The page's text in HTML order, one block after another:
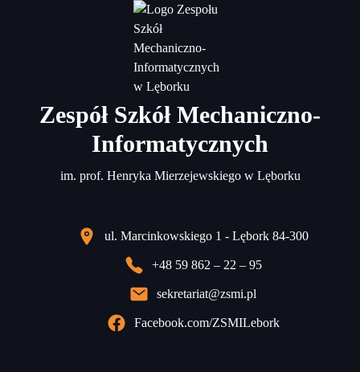
Zespół Szkół Mechaniczno-
Informatycznych
im. prof. Henryka Mierzejewskiego w Lęborku
ul. Marcinkowskiego 1 - Lębork 84-300
+48 59 862 – 22 – 95
sekretariat@zsmi.pl
Facebook.com/ZSMILebork